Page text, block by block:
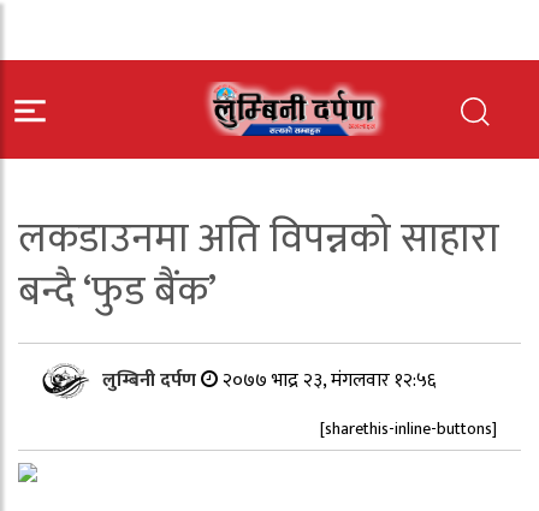
लकडाउनमा अति विपन्नको साहारा
बन्दै ‘फुड बैंक’
लुम्बिनी दर्पण २०७७ भाद्र २३, मंगलवार १२:५६
[sharethis-inline-buttons]